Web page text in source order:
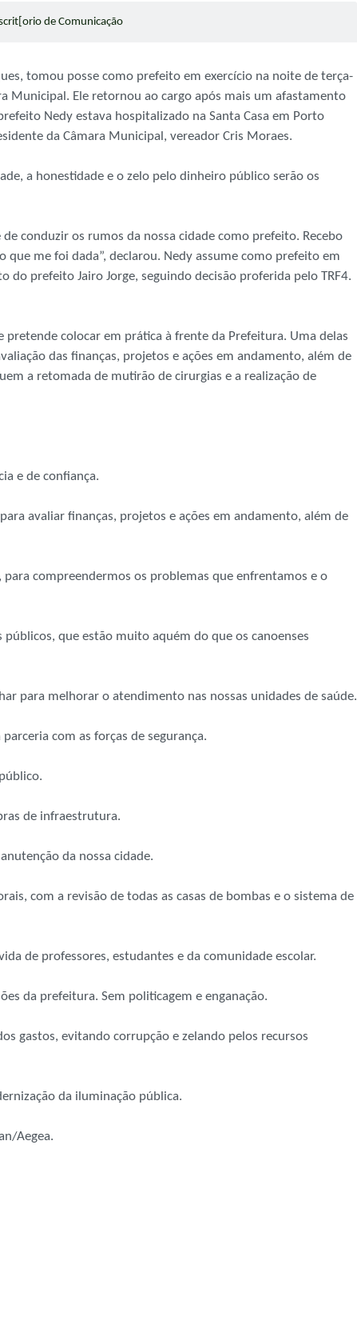
de Comunicação
tomou posse como prefeito em exercício na noite de terça-
Municipal. Ele retornou ao cargo após mais um afastamento
Nedy estava hospitalizado na Santa Casa em Porto
da Câmara Municipal, vereador Cris Moraes.
a honestidade e o zelo pelo dinheiro público serão os
conduzir os rumos da nossa cidade como prefeito. Recebo
me foi dada”, declarou. Nedy assume como prefeito em
do prefeito Jairo Jorge, seguindo decisão proferida pelo TRF4.
pretende colocar em prática à frente da Prefeitura. Uma delas
das finanças, projetos e ações em andamento, além de
a retomada de mutirão de cirurgias e a realização de
e de confiança.
avaliar finanças, projetos e ações em andamento, além de
compreendermos os problemas que enfrentamos e o
que estão muito aquém do que os canoenses
para melhorar o atendimento nas nossas unidades de saúde.
com as forças de segurança.
de infraestrutura.
da nossa cidade.
com a revisão de todas as casas de bombas e o sistema de
de professores, estudantes e da comunidade escolar.
da prefeitura. Sem politicagem e enganação.
gastos, evitando corrupção e zelando pelos recursos
da iluminação pública.
Aegea.